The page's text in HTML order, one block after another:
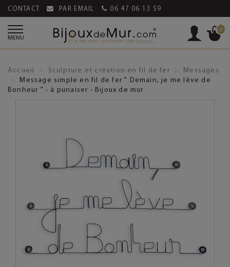
CONTACT PAR EMAIL 06 47 06 13 59
MENU
0
Accueil Sculpture et création en fil de fer
Messages
Message simple en fil de fer " Demain, je me lève de
Bonheur " - à punaiser - Bijoux de mur